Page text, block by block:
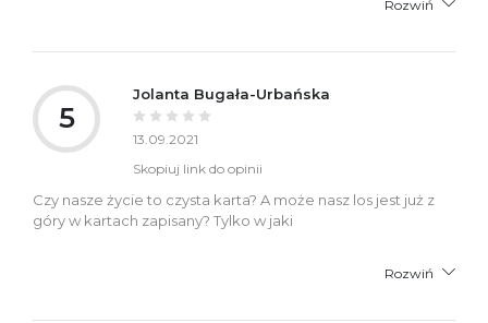
Rozwiń
5
Jolanta Bugała-Urbańska
13.09.2021
Skopiuj link do opinii
Czy nasze życie to czysta karta? A może nasz los jest już z
góry w kartach zapisany? Tylko w jaki
Rozwiń